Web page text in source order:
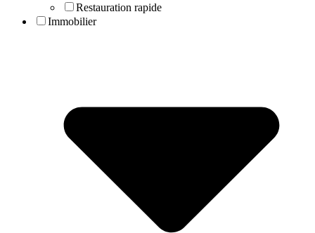
Restauration rapide
Immobilier